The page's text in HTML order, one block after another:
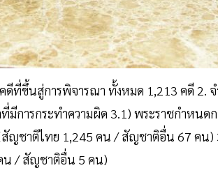
ดีที่ขึ้นสู่การพิจารณา ทั้งหมด 1,213 คดี 2.
การกระทำความผิด 3.1) พระราชกำหนดก
ญชาติไทย 1,245 คน / สัญชาติอื่น 67 คน)
น / สัญชาติอื่น 5 คน)